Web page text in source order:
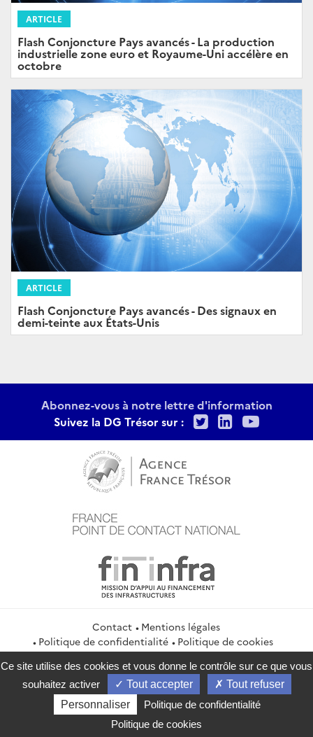
ARTICLE
Flash Conjoncture Pays avancés - La production
industrielle zone euro et Royaume-Uni accélère en
octobre
ARTICLE
Flash Conjoncture Pays avancés - Des signaux en
demi-teinte aux États-Unis
Abonnez-vous à notre lettre d'information
Suivez la DG Trésor sur :
TwitterLinkedIn
Contact
Mentions légales
Politique de confidentialité
Politique de cookies
Gestion des cookies
Flux RSS
service-public.gouv.fr
legifrance.gouv.fr
info.gouv.fr
data.gouv.fr
2026 Direction générale du Trésor
Ce site utilise des cookies et vous donne le contrôle sur ce que vous
souhaitez activer
Tout accepter
Tout refuser
Personnaliser
Politique de confidentialité
Politique de cookies